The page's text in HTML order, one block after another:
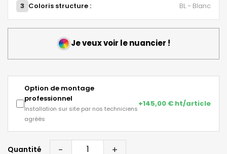
3 Coloris structure : BL - Blanc
Je veux voir le nuancier !
Option de montage
professionnel
Installation sur site par nos techniciens
agréés
+145,00 € ht/article
Quantité - +